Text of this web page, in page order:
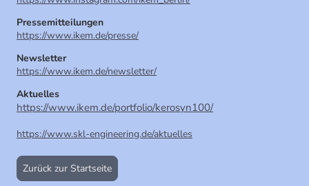
Pressemitteilungen
https://www.ikem.de/presse/
Newsletter
https://www.ikem.de/newsletter/
Aktuelles
https://www.ikem.de/portfolio/kerosyn100/
https://www.skl-engineering.de/aktuelles
Zurück zur Startseite